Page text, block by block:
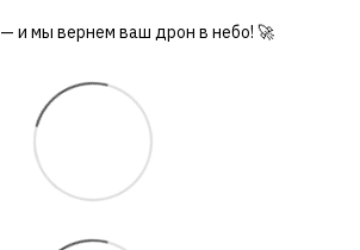
— и мы вернем ваш дрон в небо! 🚀